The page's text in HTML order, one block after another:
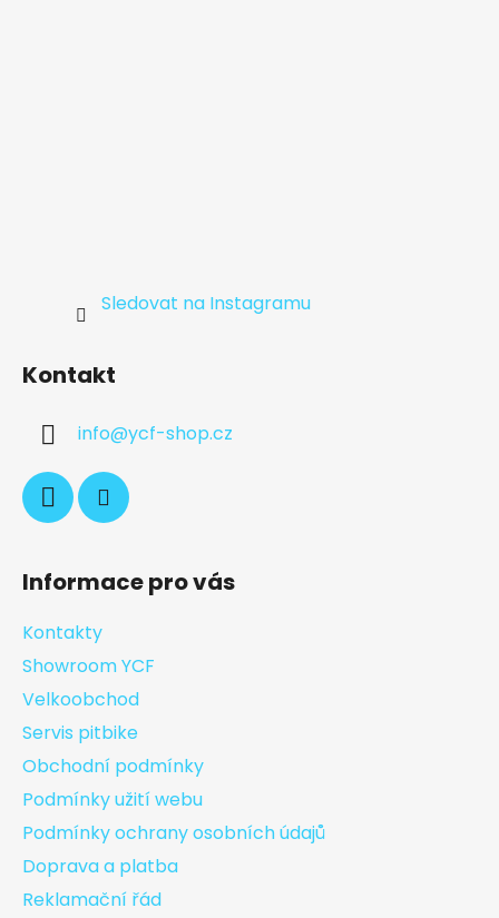
Sledovat na Instagramu
Kontakt
info@ycf-shop.cz
Informace pro vás
Kontakty
Showroom YCF
Velkoobchod
Servis pitbike
Obchodní podmínky
Podmínky užití webu
Podmínky ochrany osobních údajů
Doprava a platba
Reklamační řád